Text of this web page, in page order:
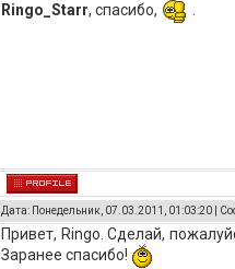
Ringo_Starr, спасибо, .
Дата: Понедельник, 07.03.2011, 01:03:20 |
Привет, Ringo. Сделай,
Заранее спасибо!